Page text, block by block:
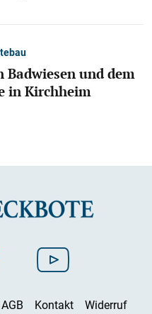
Badwiesen und dem
in Kirchheim
AGB Kontakt Widerruf